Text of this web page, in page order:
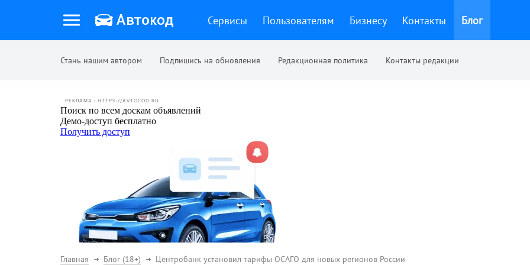
Сервисы Пользователям Бизнесу Контакты Блог
Стань нашим автором Подпишись на обновления Редакционная политика Контакты редакции
РЕКЛАМА • HTTPS://AVTOCOD.RU
Главная Блог (18+) Центробанк установил тарифы ОСАГО для новых регионов России